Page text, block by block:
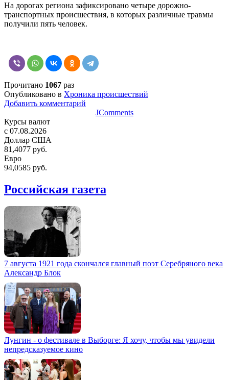
На дорогах региона зафиксировано четыре дорожно-
транспортных происшествия, в которых различные травмы
получили пять человек.
Прочитано 1067 раз
Опубликовано в Хроника происшествий
Добавить комментарий
JComments
Курсы валют
c 07.08.2026
Доллар США
81,4077 руб.
Евро
94,0585 руб.
Российская газета
7 августа 1921 года скончался главный поэт Серебряного века
Александр Блок
Лунгин - о фестивале в Выборге: Я хочу, чтобы мы увидели
непредсказуемое кино